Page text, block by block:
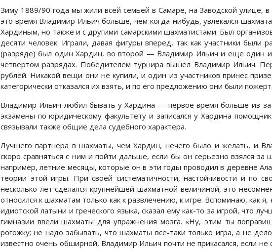
Зиму 1889/90 года мы жили всей семьей в Самаре, на Заводской улице, в
это время Владимир Ильич больше, чем когда-нибудь, увлекался
Хардиным, но также и с другими самарскими шахматистами. Был
десяти человек. Играли, давая фигуры вперед, так как участники были
(разряде) был один Хардин, во второй — Владимир Ильич и еще один
четвертом разрядах. Победителем турнира вышел Владимир Ильич.
рублей. Никакой вещи они не купили, и один из участников принес
категорически отказался их взять, и по его предложению они были
Владимир Ильич любил бывать у Хардина — первое время больше из-за
экзамены по юридическому факультету и записался у Хардина
связывали также общие дела судебного характера.
Лучшего партнера в шахматы, чем Хардин, нечего было и желать, и
скоро сравняться с ним и пойти дальше, если бы он серьезно взялся за
например, летние месяцы, которые он в эти годы проводил в деревне
теории этой игры. При своей систематичности, настойчивости и по
несколько лет сделался крупнейшей шахматной величиной, это
относился к шахматам только как к развлечению, к игре. Вспоминаю, как
идиотской латыни и греческого языка, сказал ему как-то за игрой, что
гимназии ввели шахматы для упражнения мозга. «Ну, этим ты
рогожку; не надо забывать, что шахматы все-таки только игра, а не
известно очень обширной, Владимир Ильич почти не прикасался, если не